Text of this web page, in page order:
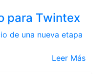
para Twintex
de una nueva etapa
Leer Más